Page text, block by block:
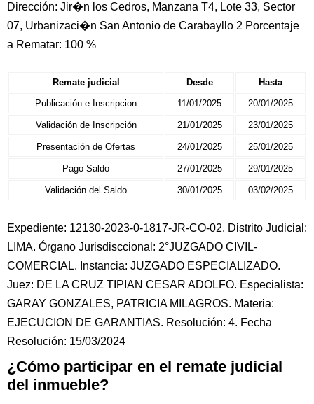
Dirección: Jir�n los Cedros, Manzana T4, Lote 33, Sector
07, Urbanizaci�n San Antonio de Carabayllo 2 Porcentaje
a Rematar: 100 %
Remate judicial Desde
Hasta
Publicación e Inscripcion
11/01/2025 20/01/2025
Validación de Inscripción 21/01/2025 23/01/2025
Presentación de Ofertas 24/01/2025 25/01/2025
Pago Saldo 27/01/2025 29/01/2025
Validación del Saldo 30/01/2025 03/02/2025
Expediente: 12130-2023-0-1817-JR-CO-02. Distrito Judicial:
LIMA. Órgano Jurisdisccional: 2°JUZGADO CIVIL-
COMERCIAL. Instancia: JUZGADO ESPECIALIZADO.
Juez: DE LA CRUZ TIPIAN CESAR ADOLFO. Especialista:
GARAY GONZALES, PATRICIA MILAGROS. Materia:
EJECUCION DE GARANTIAS. Resolución: 4. Fecha
Resolución: 15/03/2024
¿Cómo participar en el remate judicial
del inmueble?